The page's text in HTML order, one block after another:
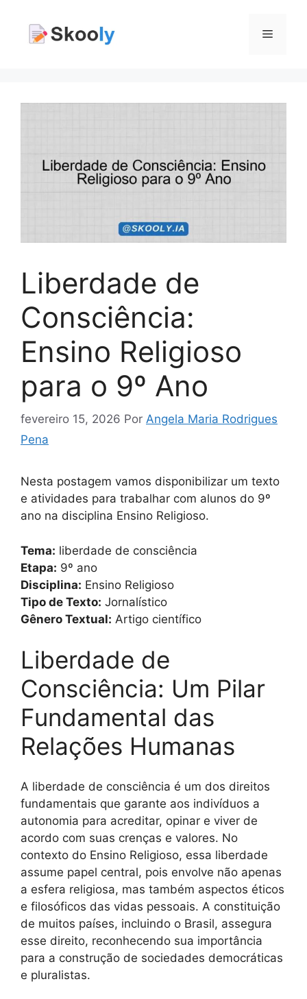
Menu
Liberdade de
Consciência:
Ensino Religioso
para o 9º Ano
fevereiro 15, 2026 Por Angela Maria Rodrigues
Pena
Nesta postagem vamos disponibilizar um texto
e atividades para trabalhar com alunos do 9º
ano na disciplina Ensino Religioso.
Tema: liberdade de consciência
Etapa: 9º ano
Disciplina: Ensino Religioso
Tipo de Texto: Jornalístico
Gênero Textual: Artigo científico
Liberdade de
Consciência: Um Pilar
Fundamental das
Relações Humanas
A liberdade de consciência é um dos direitos
fundamentais que garante aos indivíduos a
autonomia para acreditar, opinar e viver de
acordo com suas crenças e valores. No
contexto do Ensino Religioso, essa liberdade
assume papel central, pois envolve não apenas
a esfera religiosa, mas também aspectos éticos
e filosóficos das vidas pessoais. A constituição
de muitos países, incluindo o Brasil, assegura
esse direito, reconhecendo sua importância
para a construção de sociedades democráticas
e pluralistas.